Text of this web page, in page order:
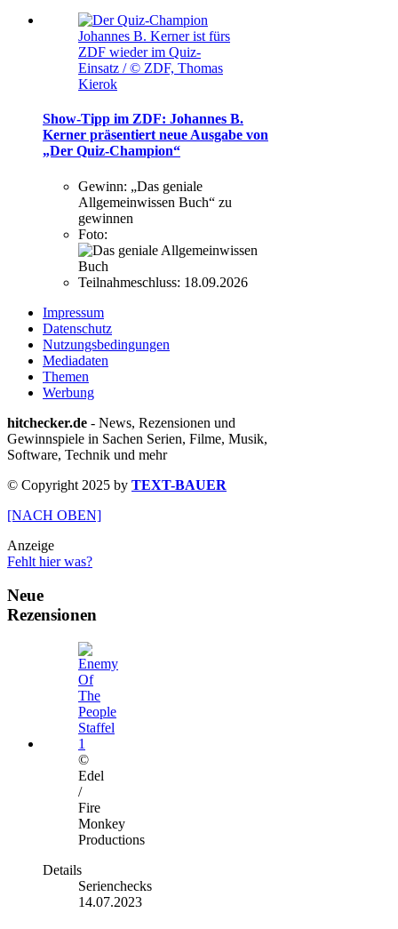
Johannes B. Kerner ist fürs
ZDF wieder im Quiz-
Einsatz / © ZDF, Thomas
Kierok
Show-Tipp im ZDF: Johannes B.
Kerner präsentiert neue Ausgabe von
„Der Quiz-Champion“
Gewinn: „Das geniale
Allgemeinwissen Buch“ zu
gewinnen
Foto:
Teilnahmeschluss: 18.09.2026
Impressum
Datenschutz
Nutzungsbedingungen
Mediadaten
Themen
Werbung
hitchecker.de - News, Rezensionen und
Gewinnspiele in Sachen Serien, Filme, Musik,
Software, Technik und mehr
© Copyright 2025 by TEXT-BAUER
[NACH OBEN]
Anzeige
Fehlt hier was?
Neue
Rezensionen
©
Edel
/
Fire
Monkey
Productions
Details
Serienchecks
14.07.2023